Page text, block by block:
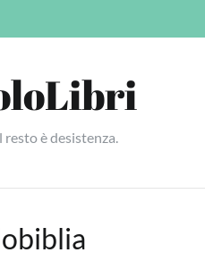
è desistenza.